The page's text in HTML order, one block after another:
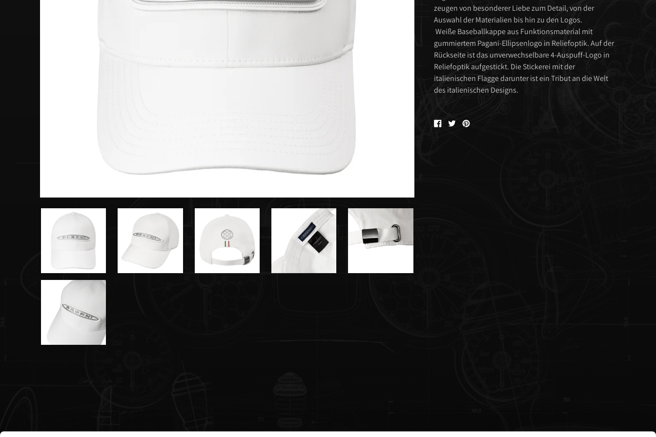
zeugen von besonderer Liebe zum Detail, von der
Auswahl der Materialien bis hin zu den Logos.
Weiße Baseballkappe aus Funktionsmaterial mit
gummiertem Pagani-Ellipsenlogo in Reliefoptik. Auf der
Rückseite ist das unverwechselbare 4-Auspuff-Logo in
Reliefoptik aufgestickt. Die Stickerei mit der
italienischen Flagge darunter ist ein Tribut an die Welt
des italienischen Designs.
Auf
Facebook
Tweet
auf
Pin